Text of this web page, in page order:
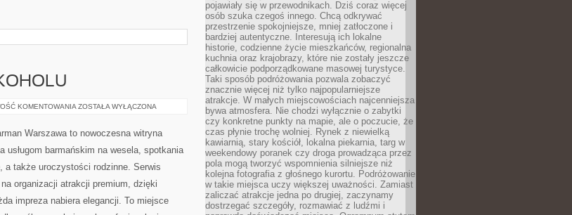
KOMENTOWANIA KULTURA
ZOSTAŁA WYŁĄCZONA
Warszawa to nowoczesna witryna
usługom barmańskim na wesela, spotkania
a także uroczystości rodzinne. Serwis
organizacji atrakcji premium, dzięki
impreza nabiera elegancji. To miejsce
pojawiały się w przewodnikach. Dziś coraz więcej
osób szuka czegoś innego. Chcą odkrywać
przestrzenie spokojniejsze, mniej zatłoczone i
bardziej autentyczne. Interesują ich lokalne
historie, codzienne życie mieszkańców, regionalna
kuchnia oraz krajobrazy, które nie zostały jeszcze
całkowicie podporządkowane masowej turystyce.
Taki sposób podróżowania pozwala zobaczyć
znacznie więcej niż tylko najpopularniejsze
atrakcje. W małych miejscowościach najcenniejsza
bywa atmosfera. Nie chodzi wyłącznie o zabytki
czy konkretne punkty na mapie, ale o poczucie, że
czas płynie trochę wolniej. Rynek z niewielką
kawiarnią, stary kościół, lokalna piekarnia, targ w
weekendowy poranek czy droga prowadząca przez
pola mogą tworzyć wspomnienia silniejsze niż
kolejna fotografia z głośnego kurortu. Podróżowanie
w takie miejsca uczy większej uważności. Zamiast
zaliczać atrakcje jedna po drugiej, zaczynamy
dostrzegać szczegóły, rozmawiać z ludźmi i